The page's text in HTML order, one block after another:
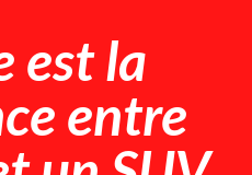
est la
entre